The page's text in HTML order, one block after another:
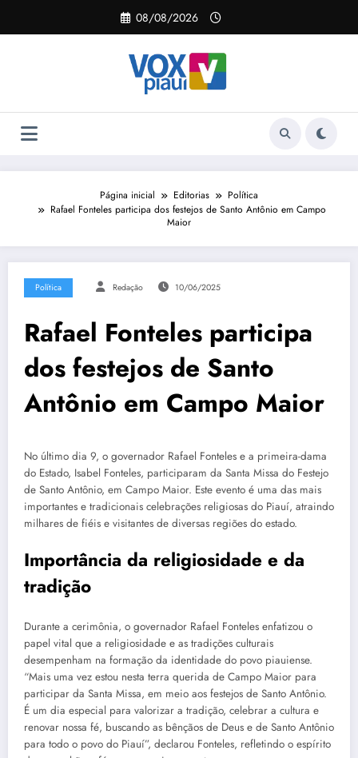
o
08/08/2026
Página inicial Editorias
Política
Rafael Fonteles participa dos festejos de Santo Antônio em Campo
Maior
Política Redação 10/06/2025
Rafael Fonteles participa
dos festejos de Santo
Antônio em Campo Maior
No último dia 9, o governador Rafael Fonteles e a primeira-dama
do Estado, Isabel Fonteles, participaram da Santa Missa do Festejo
de Santo Antônio, em Campo Maior. Este evento é uma das mais
importantes e tradicionais celebrações religiosas do Piauí, atraindo
milhares de fiéis e visitantes de diversas regiões do estado.
Importância da religiosidade e da
tradição
Durante a cerimônia, o governador Rafael Fonteles enfatizou o
papel vital que a religiosidade e as tradições culturais
desempenham na formação da identidade do povo piauiense.
“Mais uma vez estou nesta terra querida de Campo Maior para
participar da Santa Missa, em meio aos festejos de Santo Antônio.
É um dia especial para valorizar a tradição, celebrar a cultura e
renovar nossa fé, buscando as bênçãos de Deus e de Santo Antônio
para todo o povo do Piauí”, declarou Fonteles, refletindo o espírito